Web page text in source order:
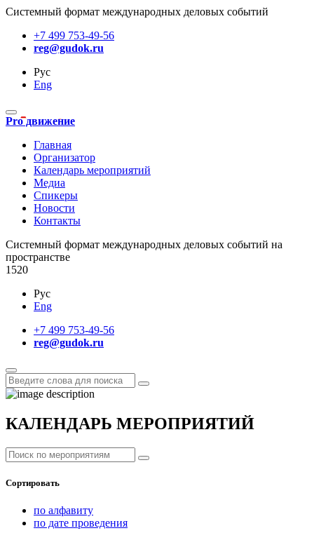
Системный формат международных деловых событий
+7 499 753-49-56
reg@gudok.ru
Рус
Eng
Pro движение
Главная
Организатор
Календарь мероприятий
Медиа
Спикеры
Новости
Контакты
Cистемный формат международных деловых событий на
пространстве
1520
Рус
Eng
+7 499 753-49-56
reg@gudok.ru
КАЛЕНДАРЬ МЕРОПРИЯТИЙ
Сортировать
по алфавиту
по дате проведения